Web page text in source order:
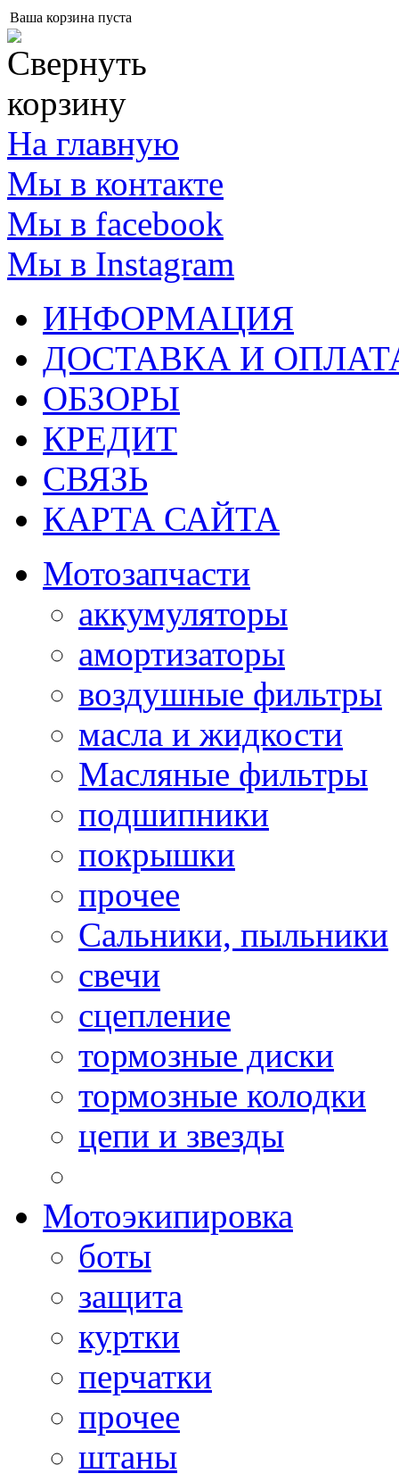
Ваша корзина пуста
На главную
Мы в контакте
Мы в facebook
Мы в Instagram
ИНФОРМАЦИЯ
ДОСТАВКА И
ОБЗОРЫ
КРЕДИТ
СВЯЗЬ
КАРТА САЙТА
Мотозапчасти
аккумуляторы
амортизаторы
воздушные фильтры
масла и жидкости
Масляные фильтры
подшипники
покрышки
прочее
Сальники, пыльники
свечи
сцепление
тормозные диски
тормозные колодки
цепи и звезды
Мотоэкипировка
боты
защита
куртки
перчатки
прочее
штаны